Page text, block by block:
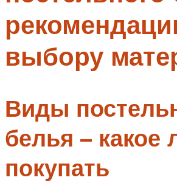
Меню
выбору
Виды
белья – какое
покупать